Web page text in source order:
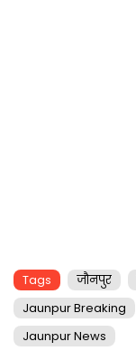
Tags जौनपुर
Jaunpur Breaking
Jaunpur News